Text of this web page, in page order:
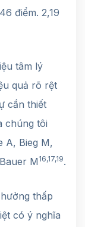
điểm. 2,19
tâm lý
quả rõ rệt
cần thiết
chúng tôi
A, Bieg M,
M 16,17,19.
thấp
có ý nghĩa